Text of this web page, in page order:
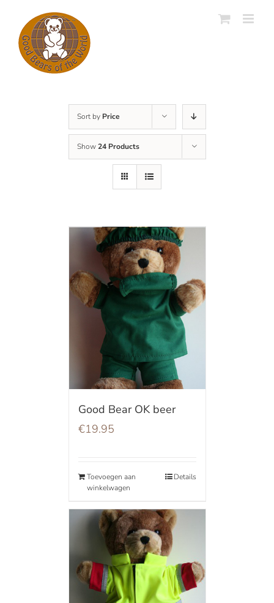
content
Sort by Price
Show24 Products
Good Bear OK beer
€19.95
Toevoegen aan
winkelwagen
Details